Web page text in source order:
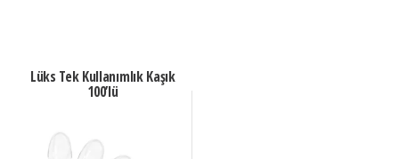
Lüks Tek Kullanımlık Kaşık
100’lü